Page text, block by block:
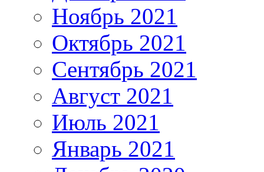
Ноябрь 2021
Октябрь 2021
Сентябрь 2021
Август 2021
Июль 2021
Январь 2021